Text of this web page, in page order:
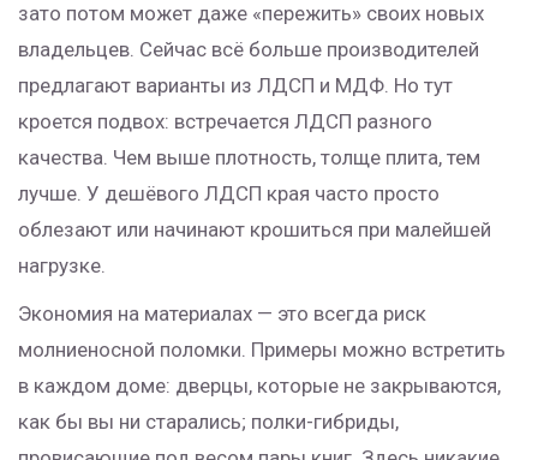
зато потом может даже «пережить» своих новых
владельцев. Сейчас всё больше производителей
предлагают варианты из ЛДСП и МДФ. Но тут
кроется подвох: встречается ЛДСП разного
качества. Чем выше плотность, толще плита, тем
лучше. У дешёвого ЛДСП края часто просто
облезают или начинают крошиться при малейшей
нагрузке.
Экономия на материалах — это всегда риск
молниеносной поломки. Примеры можно встретить
в каждом доме: дверцы, которые не закрываются,
как бы вы ни старались; полки-гибриды,